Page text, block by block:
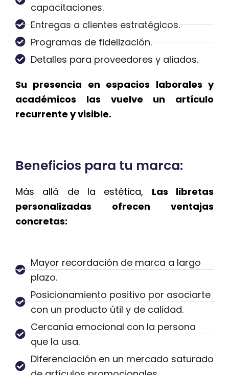
capacitaciones.
Entregas a clientes estratégicos.
Programas de fidelización.
Detalles para proveedores y aliados.
Su presencia en espacios laborales y
académicos las vuelve un artículo
recurrente y visible.
Beneficios para tu marca:
Más allá de la estética, Las libretas
personalizadas ofrecen ventajas
concretas:
Mayor recordación de marca a largo
plazo.
Posicionamiento positivo por asociarte
con un producto útil y de calidad.
Cercanía emocional con la persona
que la usa.
Diferenciación en un mercado saturado